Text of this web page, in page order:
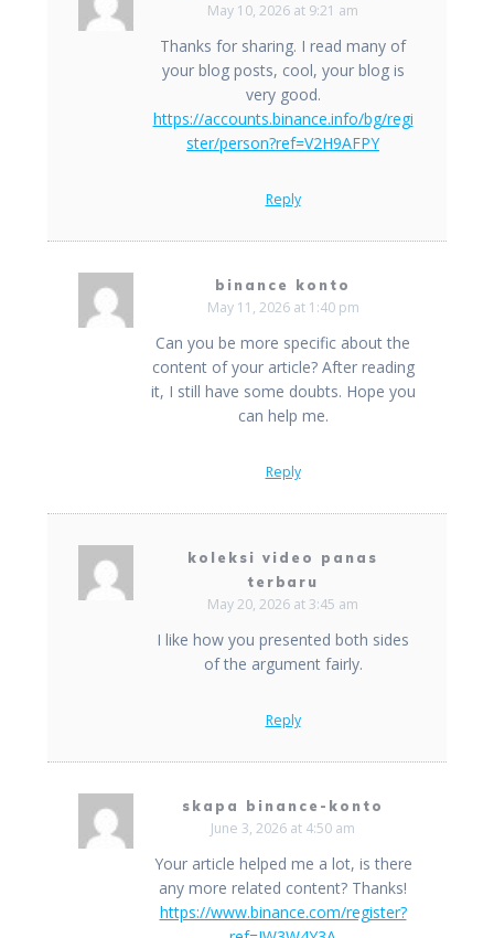
May 10, 2026 at 9:21 am
Thanks for sharing. I read many of
your blog posts, cool, your blog is
very good.
https://accounts.binance.info/bg/regi
ster/person?ref=V2H9AFPY
Reply
binance konto
May 11, 2026 at 1:40 pm
Can you be more specific about the
content of your article? After reading
it, I still have some doubts. Hope you
can help me.
Reply
koleksi video panas
terbaru
May 20, 2026 at 3:45 am
I like how you presented both sides
of the argument fairly.
Reply
skapa binance-konto
June 3, 2026 at 4:50 am
Your article helped me a lot, is there
any more related content? Thanks!
https://www.binance.com/register?